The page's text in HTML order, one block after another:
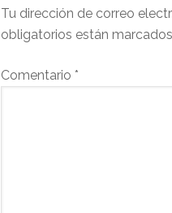
Tu dirección de correo
obligatorios están
Comentario *